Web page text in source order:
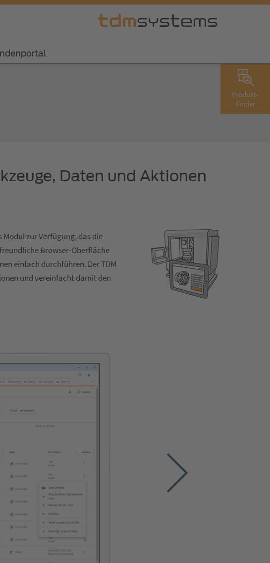
Produkt-
Finder
Daten und Aktionen
zur Verfügung, das die
Browser-Oberfläche
einfach durchführen. Der TDM
und vereinfacht damit den